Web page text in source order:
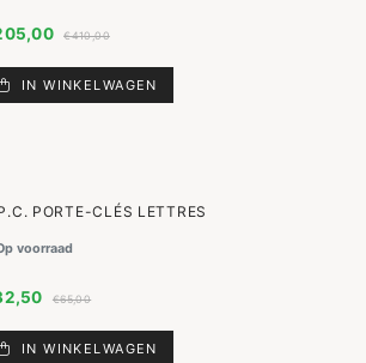
€410,00
IN WINKELWAGEN
PORTE-CLÉS LETTRES
voorraad
€65,00
IN WINKELWAGEN